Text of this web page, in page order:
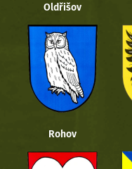
Oldřišov
Rohov